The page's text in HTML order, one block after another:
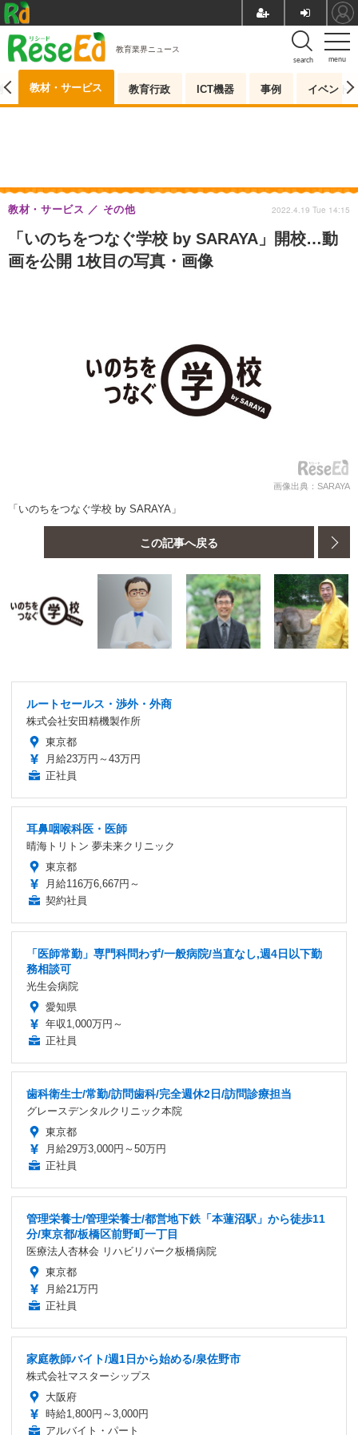
menu
search
教育業界ニュース
教材・サービス 教育行政 ICT機器 事例 イベント
「いのちをつなぐ学校 by SARAYA」開校…動
画を公開 1枚目の写真・画像
教材・サービス その他 2022.4.19 Tue 14:15
画像出典：SARAYA
「いのちをつなぐ学校 by SARAYA」
この記事へ戻る
ルートセールス・渉外・外商
株式会社安田精機製作所
東京都
月給23万円～43万円
正社員
耳鼻咽喉科医・医師
晴海トリトン 夢未来クリニック
東京都
月給116万6,667円～
契約社員
「医師常勤」専門科問わず/一般病院/当直なし,週4日以下勤
務相談可
光生会病院
愛知県
年収1,000万円～
正社員
歯科衛生士/常勤/訪問歯科/完全週休2日/訪問診療担当
グレースデンタルクリニック本院
東京都
月給29万3,000円～50万円
正社員
管理栄養士/管理栄養士/都営地下鉄「本蓮沼駅」から徒歩11
分/東京都/板橋区前野町一丁目
医療法人杏林会 リハビリパーク板橋病院
東京都
月給21万円
正社員
家庭教師バイト/週1日から始める/泉佐野市
株式会社マスターシップス
大阪府
時給1,800円～3,000円
アルバイト・パート